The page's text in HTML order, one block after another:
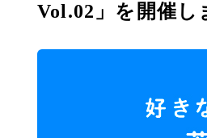
Vol.02」を開催し